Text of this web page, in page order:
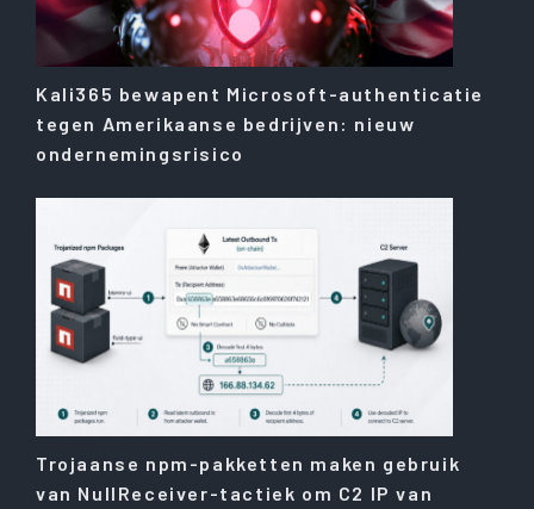
Kali365 bewapent Microsoft-authenticatie
tegen Amerikaanse bedrijven: nieuw
ondernemingsrisico
Trojaanse npm-pakketten maken gebruik
van NullReceiver-tactiek om C2 IP van